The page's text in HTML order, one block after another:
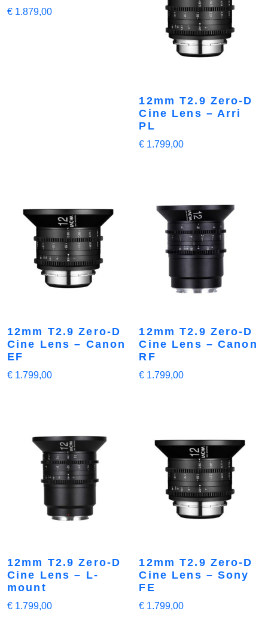
€ 1.879,00
12mm T2.9 Zero-D
Cine Lens – Arri
PL
€ 1.799,00
12mm T2.9 Zero-D
Cine Lens – Canon
EF
€ 1.799,00
12mm T2.9 Zero-D
Cine Lens – Canon
RF
€ 1.799,00
12mm T2.9 Zero-D
Cine Lens – L-
mount
€ 1.799,00
12mm T2.9 Zero-D
Cine Lens – Sony
FE
€ 1.799,00